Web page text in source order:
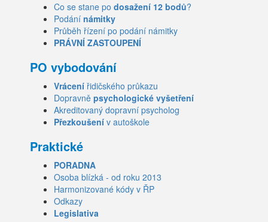
Co se stane po dosažení 12 bodů?
Podání námitky
Průběh řízení po podání námitky
PRÁVNÍ ZASTOUPENÍ
PO vybodování
Vrácení řidičského průkazu
Dopravně psychologické vyšetření
Akreditovaný dopravní psycholog
Přezkoušení v autoškole
Praktické
PORADNA
Osoba blízká - od roku 2013
Harmonizované kódy v ŘP
Odkazy
Legislativa